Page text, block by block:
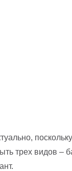
трех видов –